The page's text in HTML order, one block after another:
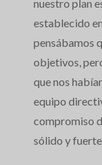
nuestro plan
establecido
pensábamos
objetivos,
que nos
equipo
compromiso
sólido y